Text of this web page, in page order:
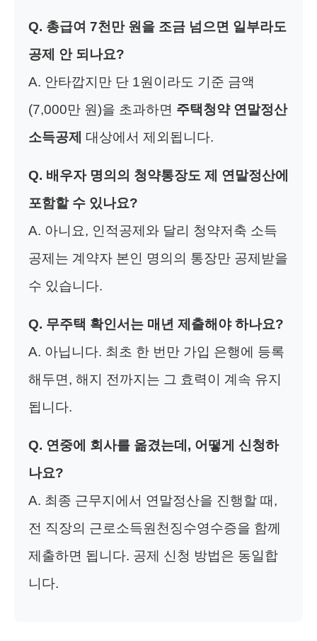
Q. 총급여 7천만 원을 조금 넘으면 일부라도
공제 안 되나요?
A. 안타깝지만 단 1원이라도 기준 금액
(7,000만 원)을 초과하면 주택청약 연말정산
소득공제 대상에서 제외됩니다.
Q. 배우자 명의의 청약통장도 제 연말정산에
포함할 수 있나요?
A. 아니요, 인적공제와 달리 청약저축 소득
공제는 계약자 본인 명의의 통장만 공제받을
수 있습니다.
Q. 무주택 확인서는 매년 제출해야 하나요?
A. 아닙니다. 최초 한 번만 가입 은행에 등록
해두면, 해지 전까지는 그 효력이 계속 유지
됩니다.
Q. 연중에 회사를 옮겼는데, 어떻게 신청하
나요?
A. 최종 근무지에서 연말정산을 진행할 때,
전 직장의 근로소득원천징수영수증을 함께
제출하면 됩니다. 공제 신청 방법은 동일합
니다.